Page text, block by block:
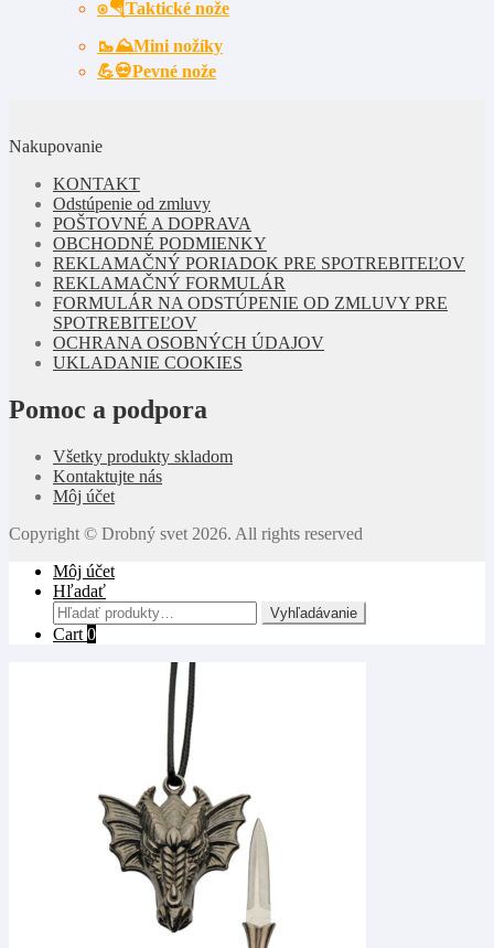
⍟🪂Taktické nože
🥾⛰️Mini nožíky
💪💀Pevné nože
Nakupovanie
KONTAKT
Odstúpenie od zmluvy
POŠTOVNÉ A DOPRAVA
OBCHODNÉ PODMIENKY
REKLAMAČNÝ PORIADOK PRE SPOTREBITEĽOV
REKLAMAČNÝ FORMULÁR
FORMULÁR NA ODSTÚPENIE OD ZMLUVY PRE
SPOTREBITEĽOV
OCHRANA OSOBNÝCH ÚDAJOV
UKLADANIE COOKIES
Pomoc a podpora
Všetky produkty skladom
Kontaktujte nás
Môj účet
Copyright © Drobný svet 2026. All rights reserved
Môj účet
Hľadať
Hľadať:
Vyhľadávanie
Cart 0